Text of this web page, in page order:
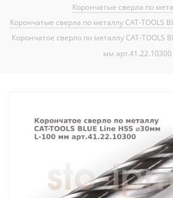
Корончатые сверла по
Корончатые сверла по металлу CAT-TOOLS
Корончатое сверло по металлу CAT-TOOLS
мм арт.41.22.10300